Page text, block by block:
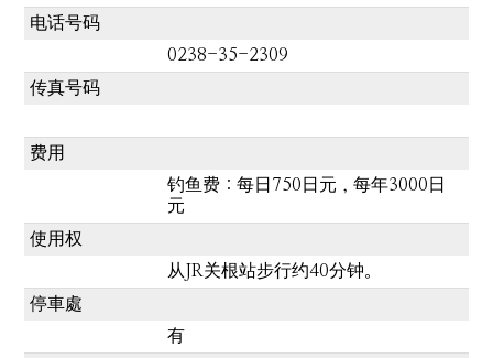
电话号码
0238-35-2309
传真号码
费用
钓鱼费：每日750日元，每年3000日
元
使用权
从JR关根站步行约40分钟。
停車處
有